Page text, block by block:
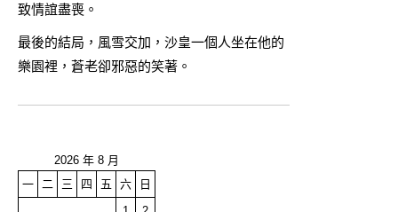
致情誼盡喪。
最後的結局，風雪交加，沙皇一個人坐在他的
樂園裡，蒼老卻邪惡的笑著。
2026 年 8 月
一
二 三 四 五 六
日